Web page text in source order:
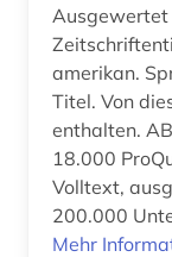
Ausgewertet
amerikan.
Titel. Von
enthalten.
18.000
Volltext,
200.000
Mehr